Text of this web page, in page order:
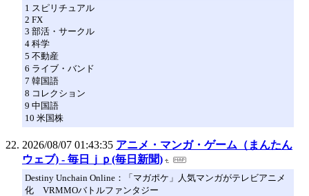
1 スピリチュアル
2 FX
3 部活・サークル
4 科学
5 不動産
6 ライブ・バンド
7 韓国語
8 コレクション
9 中国語
10 米国株
2026/08/07 01:43:35 アニメ・マンガ・ゲーム（まんたん
ウェブ) - 毎日ｊｐ(毎日新聞)
Destiny Unchain Online：「マガポケ」人気マンガがテレビアニメ
化 VRMMOバトルファンタジー